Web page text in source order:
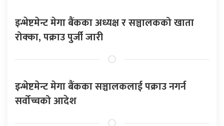
इन्भेष्टमेन्ट मेगा बैंकका अध्यक्ष र सञ्चालकको खाता
रोक्का, पक्राउ पुर्जी जारी
इन्भेष्टमेन्ट मेगा बैंकका सञ्चालकलाई पक्राउ नगर्न
सर्वोच्चको आदेश